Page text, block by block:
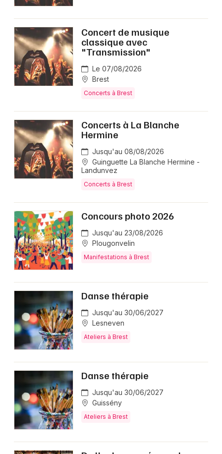
Concert de musique
classique avec
"Transmission"
Le 07/08/2026
Brest
Concerts à Brest
Concerts à La Blanche
Hermine
Jusqu'au 08/08/2026
Guinguette La Blanche Hermine -
Landunvez
Concerts à Brest
Concours photo 2026
Jusqu'au 23/08/2026
Plougonvelin
Manifestations à Brest
Danse thérapie
Jusqu'au 30/06/2027
Lesneven
Ateliers à Brest
Danse thérapie
Jusqu'au 30/06/2027
Guissény
Ateliers à Brest